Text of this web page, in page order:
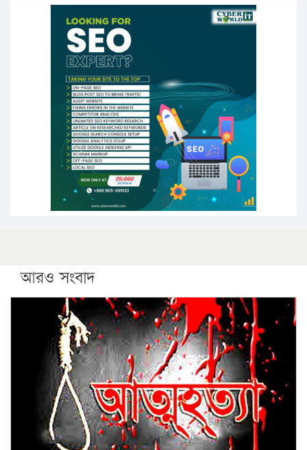
১৭ থেকে ২১ শতাংশ বিদ্যুতের দাম বাড়ানোর প্রস্তাব পিডিবির
১৬ মে চাঁদপুর ও ২৫ মে ফেনী সফরে যাবেন প্রধানমন্ত্রী
উচ্চশিক্ষায় গৌরবময় অর্জন: পূর্ণ স্কলারশিপে যুক্তরাষ্ট্রে
পিএইচডি করছেন কুয়েটের কৃতি…
সারা দেশে বজ্রাঘাতে ১৪ জনের প্রাণহানি
কঠোর হচ্ছে এসএসসি ও এইচএসসি পরীক্ষা
ফরিদগঞ্জে আগুনে পুড়লো ৬ ব্যবসা প্রতিষ্ঠান
আরও সংবাদ